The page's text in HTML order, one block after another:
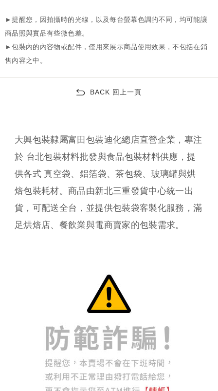
BACK 回上一頁
大興包裝隸屬富田包裝迪化總店直營企業，專注
於 台北包裝材料批發與食品包裝材料供應，提
供各式 真空袋、鋁箔袋、茶包袋、玻璃罐與烘
焙包裝耗材。商品由新北三重發貨中心統一出
貨，可配送全台，並提供包裝袋客製化服務，滿
足烘焙店、餐飲業與電商賣家的包裝需求。